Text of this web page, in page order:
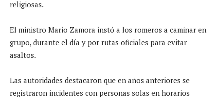
religiosas.
El ministro Mario Zamora instó a los romeros a caminar en
grupo, durante el día y por rutas oficiales para evitar
asaltos.
Las autoridades destacaron que en años anteriores se
registraron incidentes con personas solas en horarios